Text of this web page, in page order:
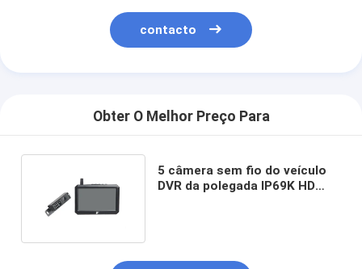
contacto
Obter O Melhor Preço Para
5 câmera sem fio do veículo
DVR da polegada IP69K HD